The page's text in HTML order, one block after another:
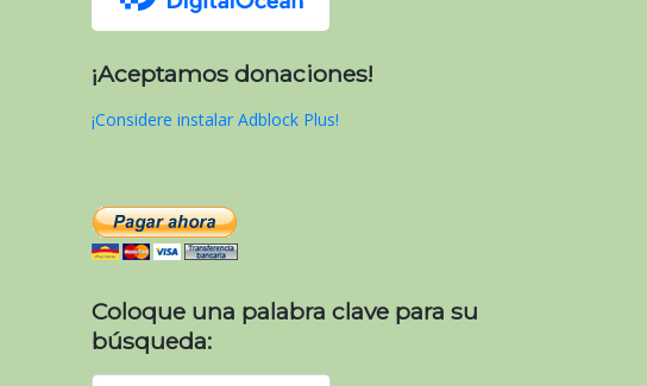
¡Aceptamos donaciones!
¡Considere instalar Adblock Plus!
Coloque una palabra clave para su
búsqueda: